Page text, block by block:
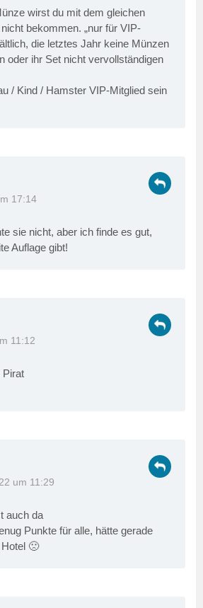
wirst du mit dem gleichen
bekommen. „nur für VIP-
die letztes Jahr keine Münzen
oder ihr Set nicht vervollständigen
/ Kind / Hamster VIP-Mitglied sein
17:14
sie nicht, aber ich finde es gut,
Auflage gibt!
11:12
Pirat
um 11:29
auch da
Punkte für alle, hätte gerade
🙁